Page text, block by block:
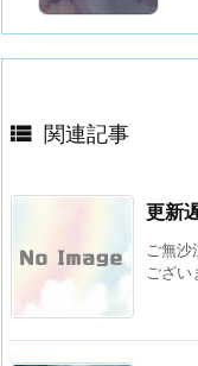
 関連記事
更新
ご無
ござ